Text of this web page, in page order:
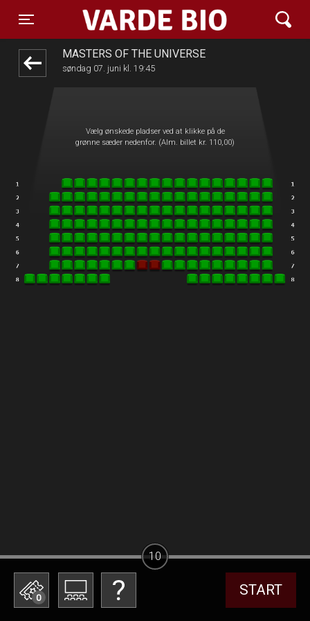
Toggle navigation
Varde Bio ApS
MASTERS OF THE UNIVERSE
søndag 07. juni kl. 19:45
Vælg ønskede pladser ved at klikke på de
grønne sæder nedenfor. (Alm. billet kr. 110,00)
0 START
10
front05-temp 100239